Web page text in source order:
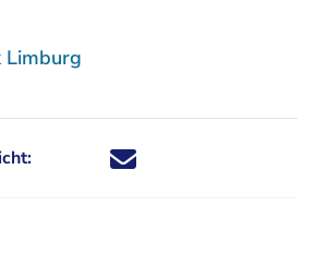
Limburg
Deel dit nieuwsbericht via X -
Deel dit nieuwsbericht via
Deel dit nieuwsbericht
Deel dit